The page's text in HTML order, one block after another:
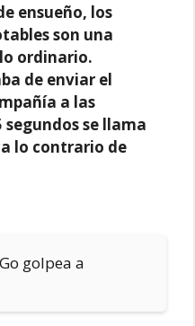
ensueño, los
son una
ordinario.
de enviar el
a las
se llama
lo contrario de
golpea a